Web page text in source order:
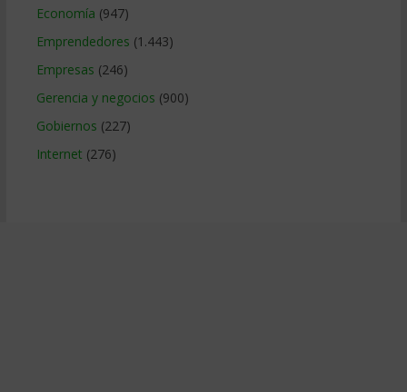
Economía (947)
Emprendedores (1.443)
Empresas (246)
Gerencia y negocios (900)
Gobiernos (227)
Internet (276)